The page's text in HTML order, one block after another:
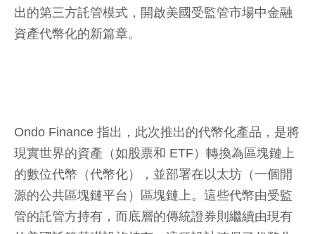
出的第三方託管模式，開啟美國受監管市場中金融
資產代幣化的新篇章。
Ondo Finance 指出，此次推出的代幣化產品，是將
現實世界的資產（如股票和 ETF）轉換為區塊鏈上
的數位代幣（代幣化），並部署在以太坊（一個開
源的公共區塊鏈平台）區塊鏈上。這些代幣由受監
管的託管方持有，而底層的傳統證券則繼續由現有